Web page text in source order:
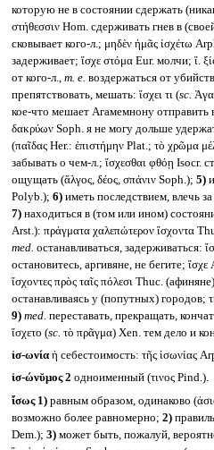
которую не в состоянии сдержать
στήθεσσιν Hom. сдерживать гнев в
сковывает кого-л.; μηδὲν ἡμᾶς ἰσχέτω
задерживает; ἴσχε στόμα Eur. молчи; ἴ.
от кого-л., т. е. воздержаться от
препятствовать, мешать: ἴσχει τι (sc.
кое-что мешает Агамемнону отправить
δακρύων Soph. я не могу дольше
(παῖδας Her.: ἐπιστήμην Plat.; τὸ χρῶμα
забывать о чем-л.; ἴσχεσθαι φθόῃ Isocr.
ощущать (ἄλγος, δέος, σπάνιν Soph.); 5)
Polyb.); 6)иметь последствием, влечь
7)находиться в (том или ином)
Arst.): πράγματα χαλεπώτερον ἴσχοντα
med. останавливаться, задерживаться:
остановитесь, аргивяне, не бегите;
ἴσχοντες πρὸς ταῖς πόλεσι Thuc.
останавливаясь у (попутных) городов;
9) med. переставать, прекращать,
ἴσχετο (sc. τὸ πρᾶγμα) Xen. тем дело и
ἰσ-ωνία ἡ себестоимость: τῆς ἰσωνίας
ἰσ-ώνῠμος 2 одноименный (τινος Pind.).
ἴσως 1)равным образом, одинаково
возможно более равномерно; 2)
Dem.); 3)может быть, пожалуй,